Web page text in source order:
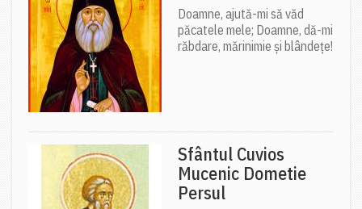
Doamne, ajută-mi să văd
păcatele mele; Doamne, dă-mi
răbdare, mărinimie şi blândeţe!
Sfântul Cuvios
Mucenic Dometie
Persul